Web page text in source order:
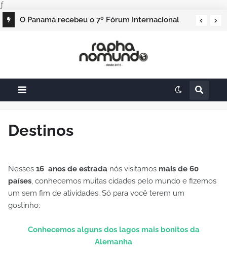
ƒ
O Panamá recebeu o 7º Fórum Internacional
patrimônio e identidade
Destinos
Nesses 16 anos de estrada nós visitamos mais de 60
países, conhecemos muitas cidades pelo mundo e fizemos
um sem fim de atividades. Só para você terem um
gostinho:
Conhecemos alguns dos lagos mais bonitos da
Alemanha